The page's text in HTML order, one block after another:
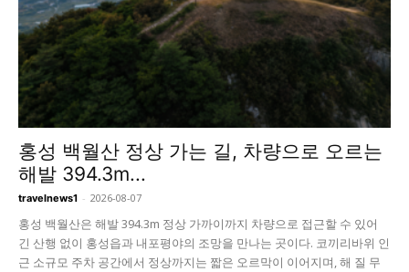
홍성 백월산 정상 가는 길, 차량으로 오르는
해발 394.3m...
travelnews1 - 2026-08-07
홍성 백월산은 해발 394.3m 정상 가까이까지 차량으로 접근할 수 있어
긴 산행 없이 홍성읍과 내포평야의 조망을 만나는 곳이다. 코끼리바위 인
근 소규모 주차 공간에서 정상까지는 짧은 오르막이 이어지며, 해 질 무